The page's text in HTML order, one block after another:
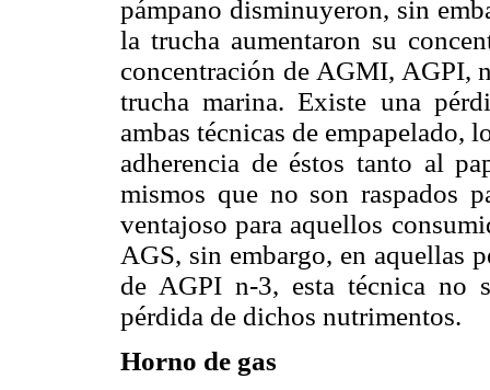
pámpano disminuyeron, sin
la trucha aumentaron su
concentración de AGMI, AGPI,
trucha marina. Existe una
ambas técnicas de empapelado,
adherencia de éstos tanto al
mismos que no son raspados
ventajoso para aquellos
AGS, sin embargo, en aquellas
de AGPI n-3, esta técnica no
pérdida de dichos nutrimentos.
Horno de gas